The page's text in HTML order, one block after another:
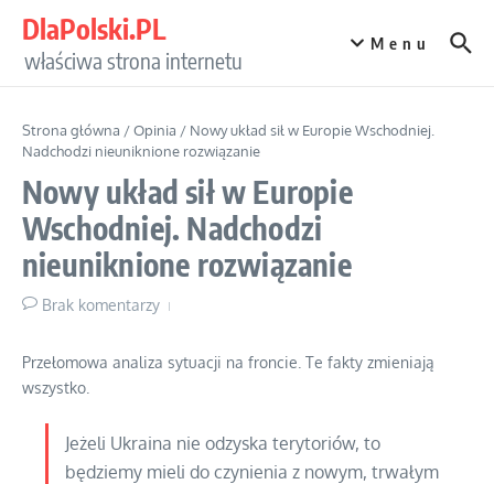
DlaPolski.PL
właściwa strona internetu
Menu
Strona główna /Opinia / Nowy układ sił w Europie Wschodniej.
Nadchodzi nieuniknione rozwiązanie
Nowy układ sił w Europie
Wschodniej. Nadchodzi
nieuniknione rozwiązanie
Brak komentarzy
Przełomowa analiza sytuacji na froncie. Te fakty zmieniają
wszystko.
Jeżeli Ukraina nie odzyska terytoriów, to
będziemy mieli do czynienia z nowym, trwałym